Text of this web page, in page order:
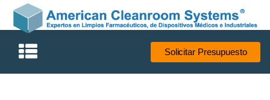
Solicitar Presupuesto